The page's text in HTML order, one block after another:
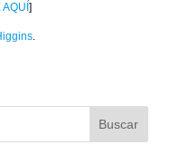
]
.